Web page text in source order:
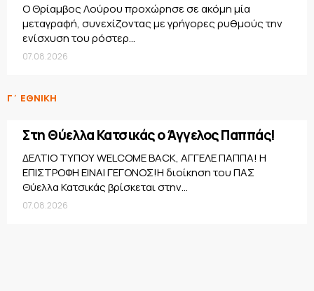
Ο Θρίαμβος Λούρου προχώρησε σε ακόμη μία
μεταγραφή, συνεχίζοντας με γρήγορες ρυθμούς την
ενίσχυση του ρόστερ...
07.08.2026
Γ΄ ΕΘΝΙΚΗ
Στη Θύελλα Κατσικάς ο Άγγελος Παππάς!
ΔΕΛΤΙΟ ΤΥΠΟΥ WELCOME BACK, ΑΓΓΕΛΕ ΠΑΠΠΑ! Η
ΕΠΙΣΤΡΟΦΗ ΕΙΝΑΙ ΓΕΓΟΝΟΣ!Η διοίκηση του ΠΑΣ
Θύελλα Κατσικάς βρίσκεται στην...
07.08.2026